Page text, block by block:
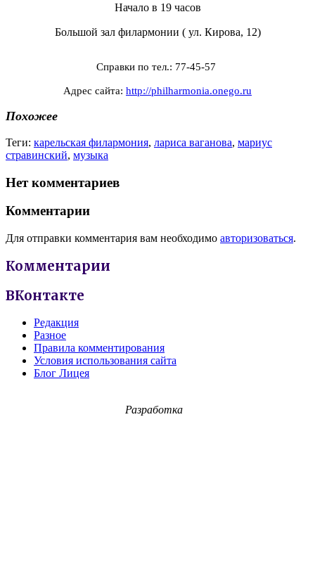
Начало в 19 часов
Большой зал филармонии ( ул. Кирова, 12)
Справки по тел.: 77-45-57
Адрес сайта: http://philharmonia.onego.ru
Похожее
Теги: карельская филармония, лариса ваганова, мариус
стравинский, музыка
Нет комментариев
Комментарии
Для отправки комментария вам необходимо авторизоваться.
Комментарии
ВКонтакте
Редакция
Разное
Правила комментирования
Условия использования сайта
Блог Лицея
Разработка